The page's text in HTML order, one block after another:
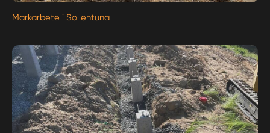
Markarbete i Sollentuna